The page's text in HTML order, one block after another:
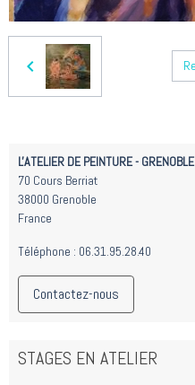
L'ATELIER DE PEINTURE - GRENOBLE
70 Cours Berriat
38000 Grenoble
France
Téléphone : 06.31.95.28.40
Contactez-nous
STAGES EN ATELIER